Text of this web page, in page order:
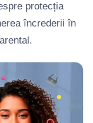
protecția
încrederii în
&